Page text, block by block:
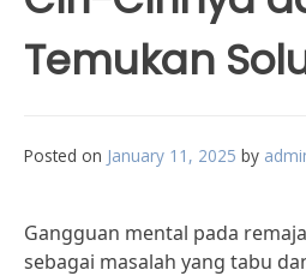
Temukan
Posted on January 11, 2025 by
Gangguan mental pada
sebagai masalah yang tabu